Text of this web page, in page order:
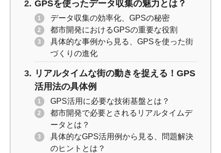
GPSを使ったデータ収集の魅力とは？
データ収集の効率化、GPSの秘密
都市開発におけるGPSの重要な役割
具体的な事例から見る、GPSを使った街
づくりの進化
リアルタイムな街の動きを捉える！GPS
活用法の具体例
GPS活用に必要な技術基盤とは？
都市開発で必要とされるリアルタイムデ
ータとは？
具体的なGPS活用例から見る、問題解決
のヒントとは？